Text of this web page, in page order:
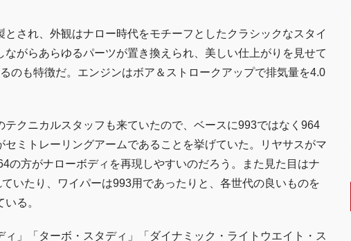
され、外観はナロー時代をモチーフとしたクラシックなスタイ
がらあらゆるパーツが置き換えられ、美しい仕上がりを見せて
のも特徴だ。エンジンはボア＆ストロークアップで排気量を4.0
クニカルスタッフも来ていたので、ベースに993ではなく964
ミトレーリングアームであることを挙げていた。リヤサスがマ
の方がナローボディを再現しやすいのだろう。また見た目はナ
いたり、ワイパーは993用であったりと、各世代の良いものを
る。
」「ターボ・スタディ」「ダイナミック・ライトウエイト・ス